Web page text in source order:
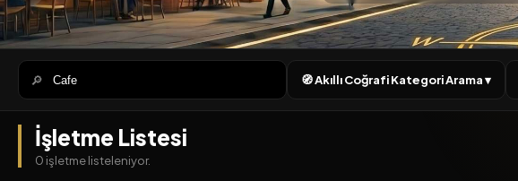
🔎 🧭 Akıllı Coğrafi Kategori Arama ▾
İşletme Listesi
0 işletme listeleniyor.